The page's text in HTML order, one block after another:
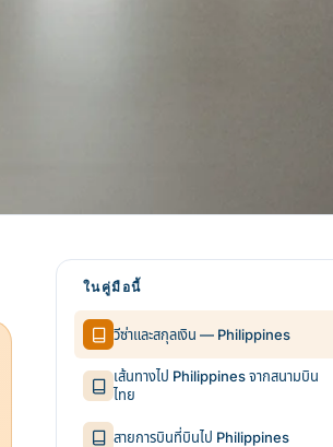
ในคู่มือนี้
วีซ่าและสกุลเงิน — Philippines
เส้นทางไป Philippines จากสนามบิน
ไทย
สายการบินที่บินไป Philippines